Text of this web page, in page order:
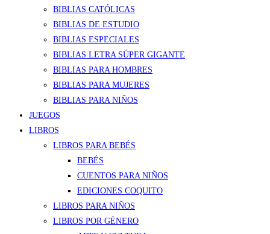
BIBLIAS CATÓLICAS
BIBLIAS DE ESTUDIO
BIBLIAS ESPECIALES
BIBLIAS LETRA SÚPER GIGANTE
BIBLIAS PARA HOMBRES
BIBLIAS PARA MUJERES
BIBLIAS PARA NIÑOS
JUEGOS
LIBROS
LIBROS PARA BEBÉS
BEBÉS
CUENTOS PARA NIÑOS
EDICIONES COQUITO
LIBROS PARA NIÑOS
LIBROS POR GÉNERO